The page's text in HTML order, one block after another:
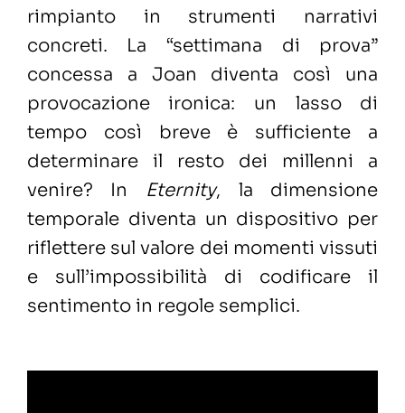
rimpianto in strumenti narrativi
concreti. La “settimana di prova”
concessa a Joan diventa così una
provocazione ironica: un lasso di
tempo così breve è sufficiente a
determinare il resto dei millenni a
venire? In Eternity, la dimensione
temporale diventa un dispositivo per
riflettere sul valore dei momenti vissuti
e sull’impossibilità di codificare il
sentimento in regole semplici.